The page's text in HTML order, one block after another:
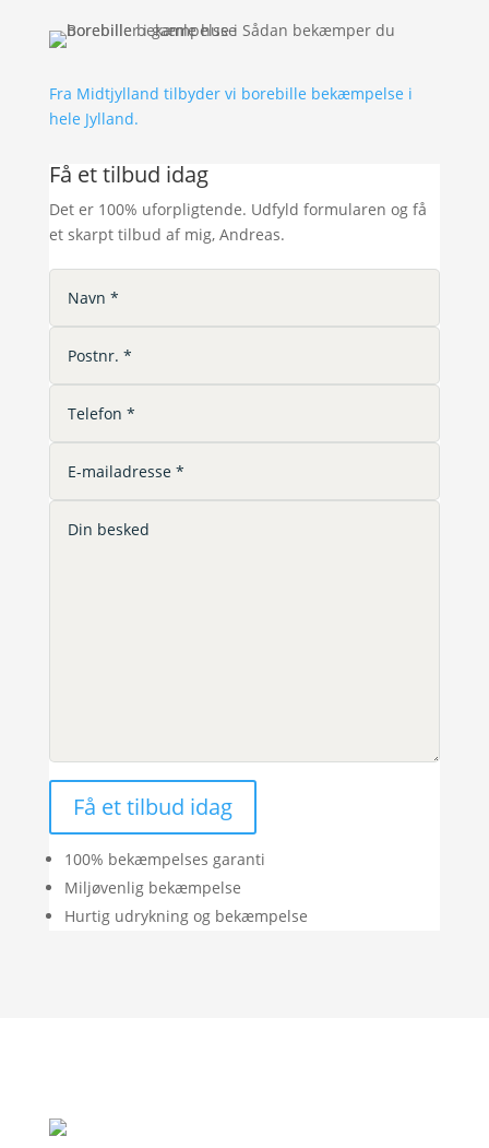
Fra Midtjylland tilbyder vi borebille bekæmpelse i
hele Jylland.
Få et tilbud idag
Det er 100% uforpligtende. Udfyld formularen og få
et skarpt tilbud af mig, Andreas.
Få et tilbud idag
100% bekæmpelses garanti
Miljøvenlig bekæmpelse
Hurtig udrykning og bekæmpelse